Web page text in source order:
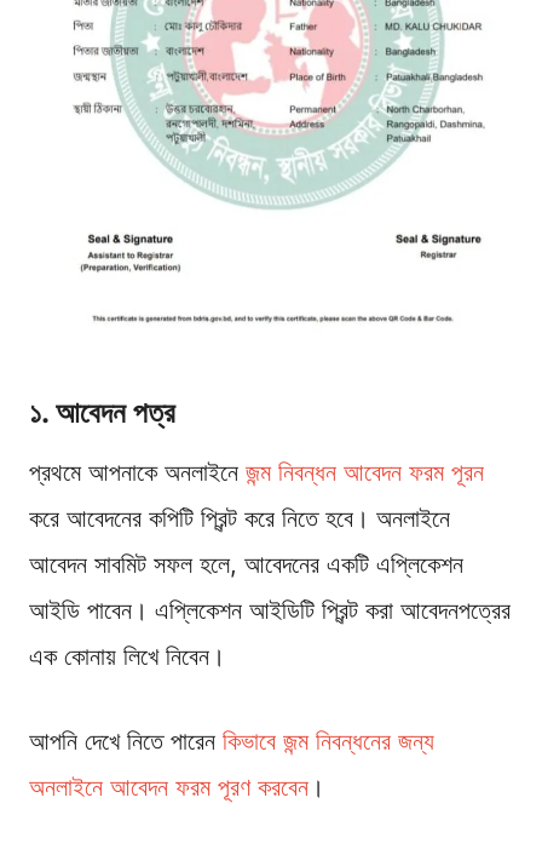
১. আবেদন পত্র
প্রথমে আপনাকে অনলাইনে জন্ম নিবন্ধন আবেদন ফরম পূরন
করে আবেদনের কপিটি প্রিন্ট করে নিতে হবে। অনলাইনে
আবেদন সাবমিট সফল হলে, আবেদনের একটি এপ্লিকেশন
আইডি পাবেন। এপ্লিকেশন আইডিটি প্রিন্ট করা আবেদনপত্রের
এক কোনায় লিখে নিবেন।
আপনি দেখে নিতে পারেন কিভাবে জন্ম নিবন্ধনের জন্য
অনলাইনে আবেদন ফরম পূরণ করবেন ।